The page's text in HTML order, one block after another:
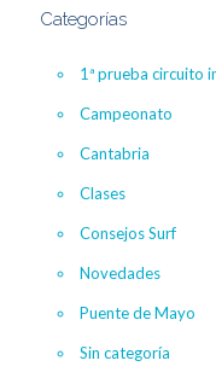
Categorías
1ª prueba circuito
Campeonato
Cantabria
Clases
Consejos Surf
Novedades
Puente de Mayo
Sin categoría